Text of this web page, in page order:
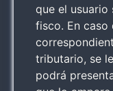
que el usuario
fisco. En caso
tributario, se
podrá